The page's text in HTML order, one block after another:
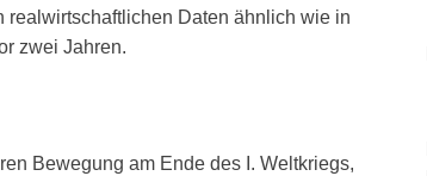
realwirtschaftlichen Daten ähnlich wie in
zwei Jahren.
Bewegung am Ende des I. Weltkriegs,